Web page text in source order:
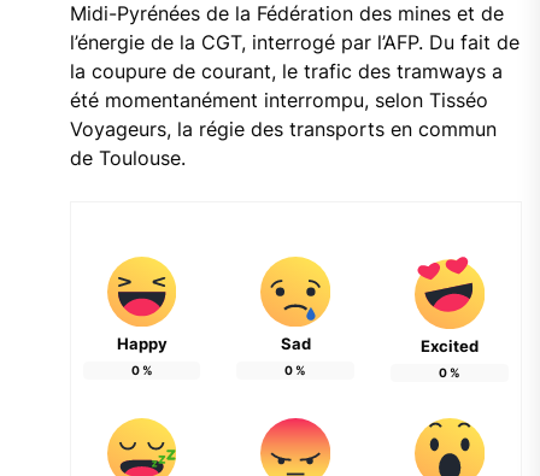
Midi-Pyrénées de la Fédération des mines et de
l’énergie de la CGT, interrogé par l’AFP. Du fait de
la coupure de courant, le trafic des tramways a
été momentanément interrompu, selon Tisséo
Voyageurs, la régie des transports en commun
de Toulouse.
Happy
0%
Sad
0%
Excited
0%